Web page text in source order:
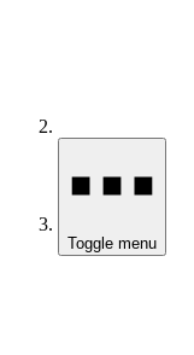
Toggle menu